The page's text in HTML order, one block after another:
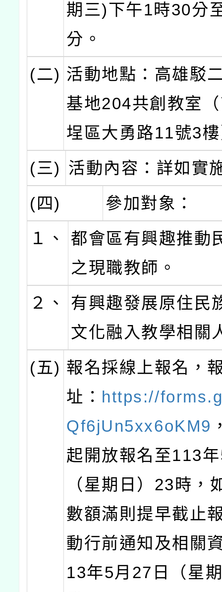
期三)下午1時30分
分。
(二) 活動地點：高雄駁
基地204共創教室
埕區大勇路11號3
(三) 活動內容：詳如實
(四)
參加對象：
１、
都會區有興趣推動
之現職教師。
２、
有興趣發展原住民
文化融入教學相關
(五) 報名採線上報名，
址： https://
Qf6jUn5xx6oKM9
起開放報名至113
（星期日）23時，
數額滿則提早截止
動行前通知及相關
13年5月27日（星